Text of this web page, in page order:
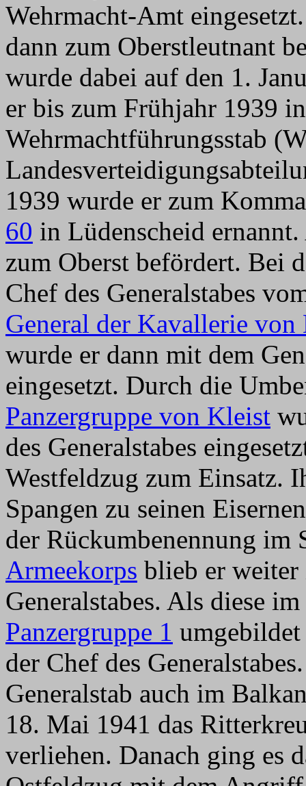
Wehrmacht-Amt
dann zum Oberstleutnant
wurde dabei auf den 1.
er bis zum Frühjahr 1939
Wehrmachtführungsstab
1939 wurde er zum
60 in Lüdenscheid
zum Oberst befördert. Bei
Chef des Generalstabes
General der Kavallerie von
wurde er dann mit dem
eingesetzt. Durch die
Panzergruppe von Kleist
des Generalstabes
Westfeldzug zum Einsatz.
Spangen zu seinen
der Rückumbenennung im
Armeekorps blieb er weiter
Generalstabes. Als diese
Panzergruppe 1
der Chef des
Generalstab auch im
18. Mai 1941 das
verliehen. Danach ging es